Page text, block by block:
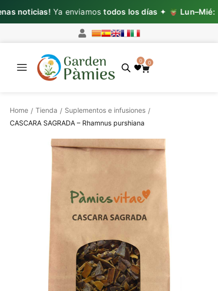
noticias!Ya enviamostodos los días✦ Lun–Mié:
0 0
Home / Tienda / Suplementos e infusiones /
CASCARA SAGRADA – Rhamnus purshiana